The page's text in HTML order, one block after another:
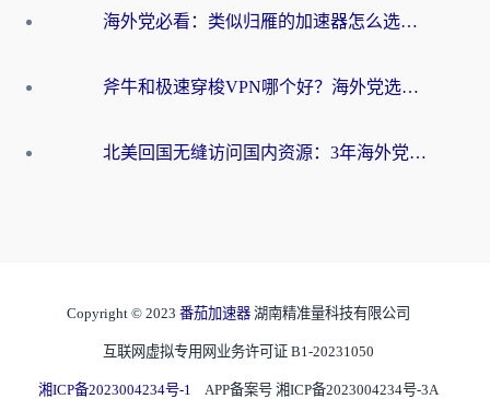
海外党必看：类似归雁的加速器怎么选？一篇搞定无缝访问国内资源
斧牛和极速穿梭VPN哪个好？海外党选回国加速器必看的真实对比与避坑指南
北美回国无缝访问国内资源：3年海外党亲测的加速器选择指南
Copyright © 2023 番茄加速器 湖南精准量科技有限公司
互联网虚拟专用网业务许可证 B1-20231050
湘ICP备2023004234号-1 APP备案号 湘ICP备2023004234号-3A